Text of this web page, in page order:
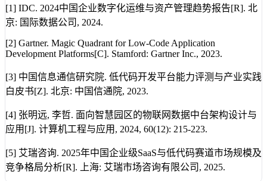
[1] IDC. 2024中国企业数字化运维与资产管理趋势报告[R]. 北
京: 国际数据公司, 2024.
[2] Gartner. Magic Quadrant for Low-Code Application
Development Platforms[C]. Stamford: Gartner Inc., 2023.
[3] 中国信息通信研究院. 低代码开发平台能力评测与产业实践
白皮书[Z]. 北京: 中国信通院, 2023.
[4] 张明远, 李哲. 面向智慧园区的物联网数据中台架构设计与
应用[J]. 计算机工程与应用, 2024, 60(12): 215-223.
[5] 艾瑞咨询. 2025年中国企业级SaaS与低代码赛道市场规模及
竞争格局分析[R]. 上海: 艾瑞市场咨询有限公司, 2025.